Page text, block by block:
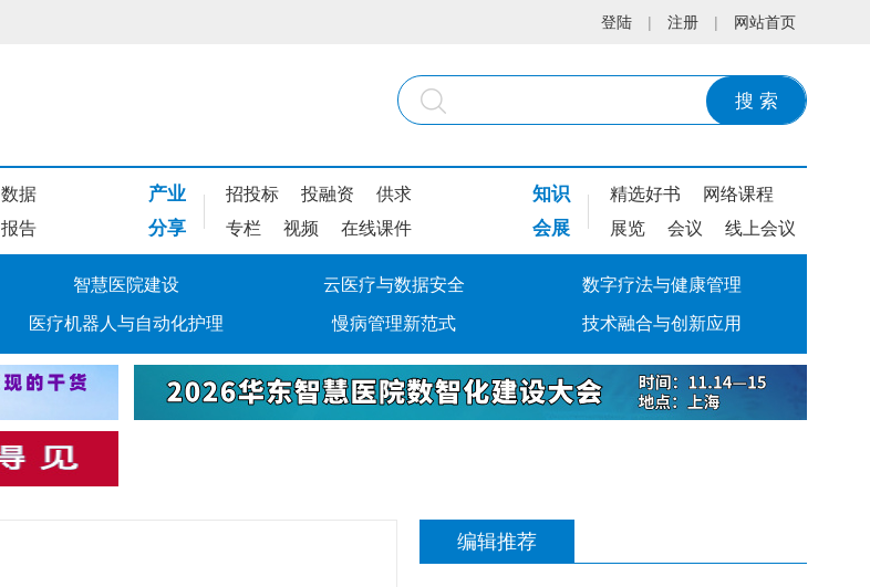
登陆 | 注册 | 网站首页
搜 索
数据
报告
产业 招投标 投融资 供求
分享 专栏 视频 在线课件
知识 精选好书 网络课程
会展 展览 会议 线上会议
智慧医院建设 云医疗与数据安全 数字疗法与健康管理
医疗机器人与自动化护理 慢病管理新范式 技术融合与创新应用
编辑推荐